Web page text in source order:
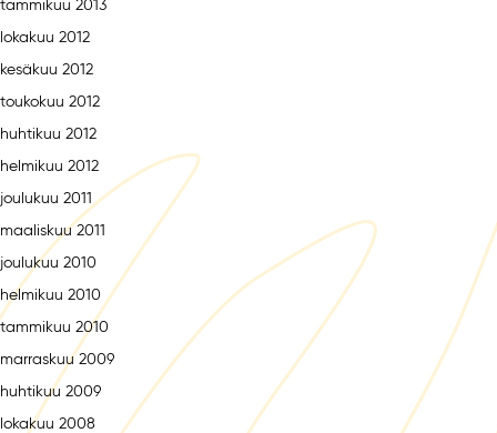
tammikuu 2013
lokakuu 2012
kesäkuu 2012
toukokuu 2012
huhtikuu 2012
helmikuu 2012
joulukuu 2011
maaliskuu 2011
joulukuu 2010
helmikuu 2010
tammikuu 2010
marraskuu 2009
huhtikuu 2009
lokakuu 2008